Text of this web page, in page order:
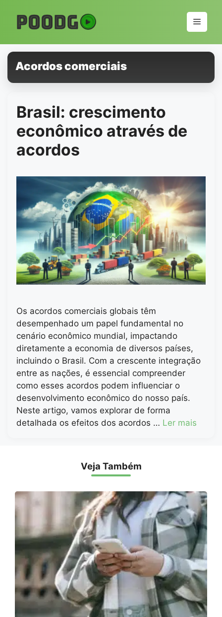
para
conteúdo
Menu
Acordos comerciais
Brasil: crescimento
econômico através de
acordos
Os acordos comerciais globais têm
desempenhado um papel fundamental no
cenário econômico mundial, impactando
diretamente a economia de diversos países,
incluindo o Brasil. Com a crescente integração
entre as nações, é essencial compreender
como esses acordos podem influenciar o
desenvolvimento econômico do nosso país.
Neste artigo, vamos explorar de forma
detalhada os efeitos dos acordos … Ler mais
Veja Também